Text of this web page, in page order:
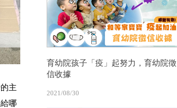
主
哪
育幼院孩子「疫」起努力，育幼院徵
信收據
2021/08/30